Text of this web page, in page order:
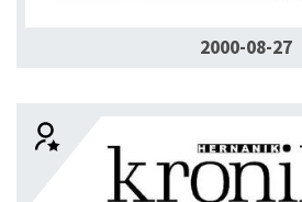
2000-08-27